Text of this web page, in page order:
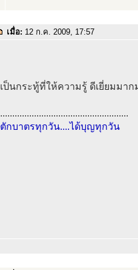
เมื่อ: 12 ก.ค. 2009, 17:57
เป็นกระทู้ที่ให้ความรู้ ดีเยี่ยมมาก
.....................................................
ตักบาตรทุกวัน....ได้บุญทุกวัน